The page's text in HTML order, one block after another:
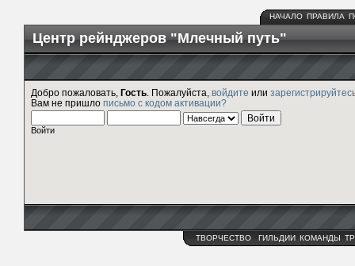
НАЧАЛО ПРАВИЛА
Центр рейнджеров "Млечный путь"
Добро пожаловать, Гость . Пожалуйста, войдите или
Вам не пришло письмо с кодом активации?
Войти
ТВОРЧЕСТВО ГИЛЬДИИ КОМАНДЫ